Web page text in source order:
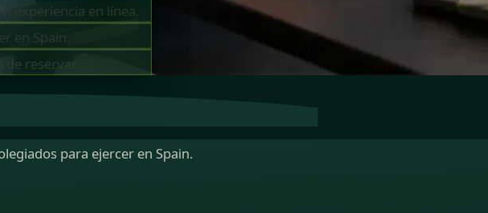
experiencia en línea.
en Spain.
reservar.
para ejercer en Spain.